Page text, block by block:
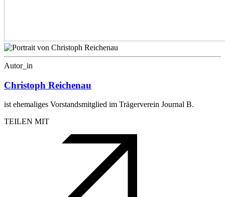
Autor_in
Christoph Reichenau
ist ehemaliges Vorstandsmitglied im Trägerverein Journal B.
TEILEN MIT